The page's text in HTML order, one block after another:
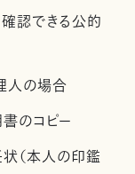
認できる公的
人の場合
のコピー
（本人の印鑑